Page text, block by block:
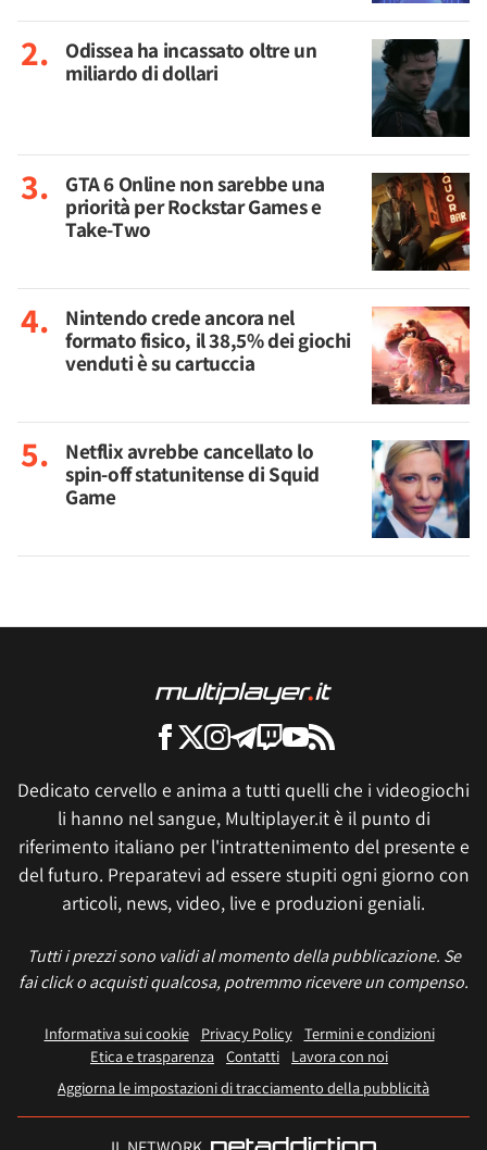
Odissea ha incassato oltre un
miliardo di dollari
GTA 6 Online non sarebbe una
priorità per Rockstar Games e
Take-Two
Nintendo crede ancora nel
formato fisico, il 38,5% dei giochi
venduti è su cartuccia
Netflix avrebbe cancellato lo
spin-off statunitense di Squid
Game
Dedicato cervello e anima a tutti quelli che i videogiochi
li hanno nel sangue, Multiplayer.it è il punto di
riferimento italiano per l'intrattenimento del presente e
del futuro. Preparatevi ad essere stupiti ogni giorno con
articoli, news, video, live e produzioni geniali.
Tutti i prezzi sono validi al momento della pubblicazione. Se
fai click o acquisti qualcosa, potremmo ricevere un compenso.
Informativa sui cookie Privacy Policy
Termini e condizioni
Etica e trasparenza Contatti
Lavora con noi
Aggiorna le impostazioni di tracciamento della pubblicità